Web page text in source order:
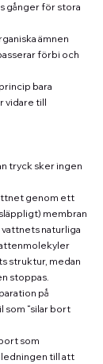
gånger för stora
ämnen
förbi och
bara
vidare till
tryck sker ingen
genom ett
membran
naturliga
struktur, medan
stoppas.
på
som “silar bort
som
till att